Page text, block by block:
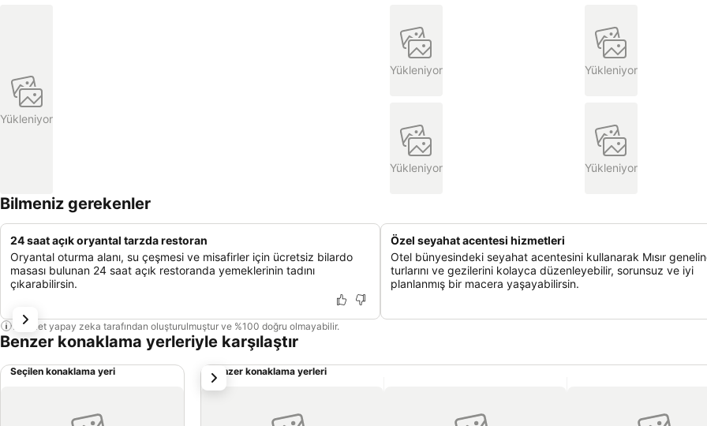
Yükleniyor
Yükleniyor Yükleniyor
Yükleniyor Yükleniyor
Bilmeniz gerekenler
24 saat açık oryantal tarzda restoran
Oryantal oturma alanı, su çeşmesi ve misafirler için ücretsiz bilardo
masası bulunan 24 saat açık restoranda yemeklerinin tadını
çıkarabilirsin.
Özel seyahat acentesi hizmetleri
Otel bünyesindeki seyahat acentesini kullanarak Mısır
turlarını ve gezilerini kolayca düzenleyebilir, sorunsuz ve iyi
planlanmış bir macera yaşayabilirsin.
Bu özet yapay zeka tarafından oluşturulmuştur ve %100 doğru olmayabilir.
Benzer konaklama yerleriyle karşılaştır
Seçilen konaklama yeri Benzer konaklama yerleri
sonraki